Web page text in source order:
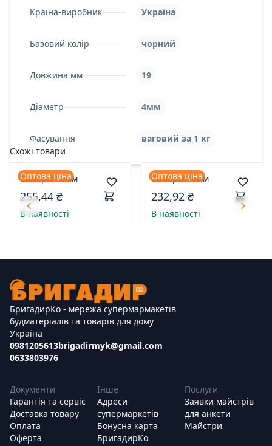
Країна-виробник Україна
Базовий колір чорний
Довжина мм 19
Діаметр 4мм
Фасування
ваговий за 1 кг
Схожі товари
Оптова ціна
Саморіз 90мм
255,44 ₴
В наявності
Оптова ціна
Саморіз 76мм
232,92 ₴
В наявності
БригадирКо - мережа супермармакетів
будматеріалів та товарів для дому
Україна
0981205613
0633803976
brigadirmyk@gmail.com
Документи
Гарантія та сервіс
Доставка товару
Оплата
Оферта
Інше
Адреси
супермаркетів
Бонусна карта
БригадирКо
Послуги
Заявки майстрів
для анкети
Майстри